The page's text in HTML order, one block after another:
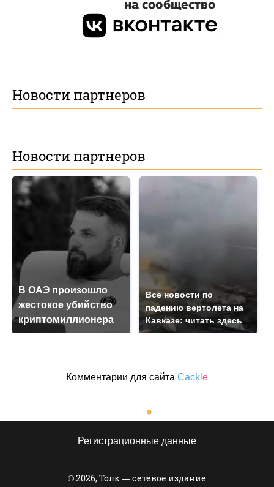
Новости партнеров
Новости партнеров
В ОАЭ произошло
жестокое убийство
криптомиллионера
Все новости по
падению вертолета на
Кавказе: читать здесь
Комментарии для сайта Cackl e
Регистрационные данные
© 2026, Толк — сетевое издание